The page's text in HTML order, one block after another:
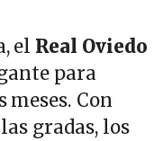
el Real Oviedo
para
Con
gradas, los